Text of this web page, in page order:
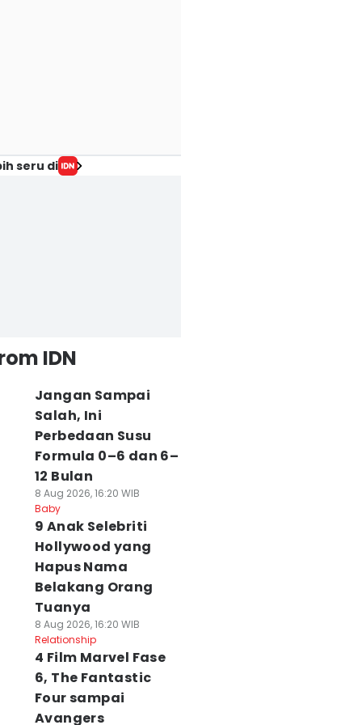
seru di
IDN
Jangan Sampai
Salah, Ini
Perbedaan Susu
Formula 0–6 dan 6–
12 Bulan
8 Aug 2026, 16:20 WIB
Baby
9 Anak Selebriti
Hollywood yang
Hapus Nama
Belakang Orang
Tuanya
8 Aug 2026, 16:20 WIB
Relationship
4 Film Marvel Fase
6, The Fantastic
Four sampai
Avangers